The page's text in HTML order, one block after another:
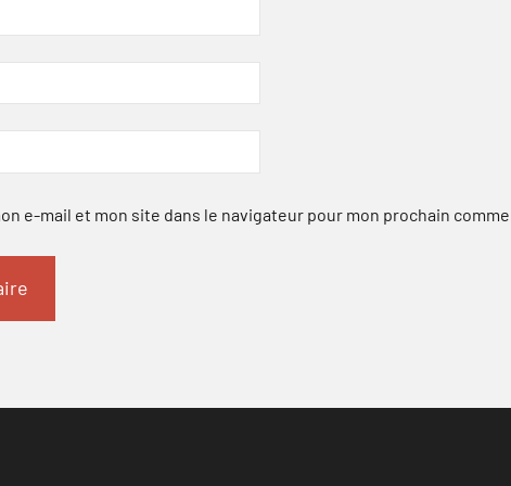
e-mail et mon site dans le navigateur pour mon prochain